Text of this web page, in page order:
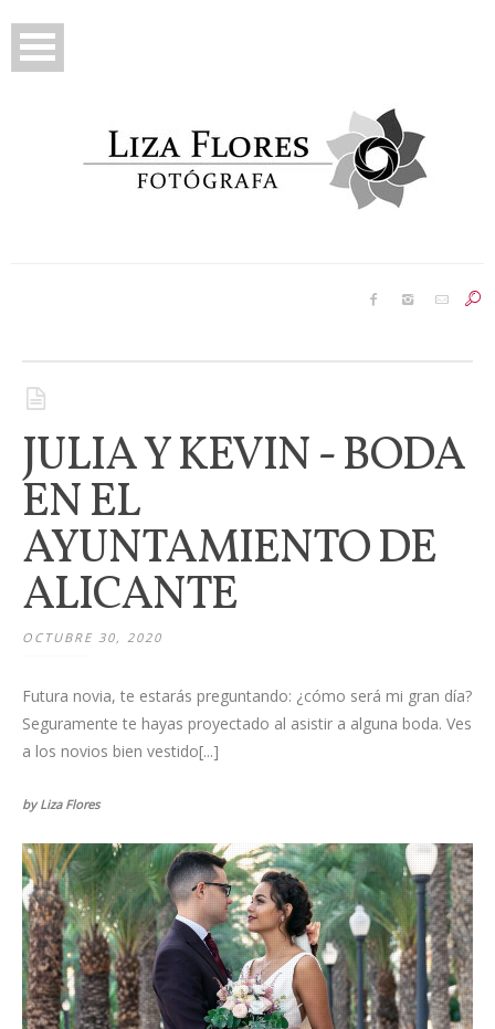
Reportajes
JULIA Y KEVIN - BODA
EN EL
AYUNTAMIENTO DE
ALICANTE
OCTUBRE 30, 2020
Futura novia, te estarás preguntando: ¿cómo será mi gran día?
Seguramente te hayas proyectado al asistir a alguna boda. Ves
a los novios bien vestido[...]
by Liza Flores